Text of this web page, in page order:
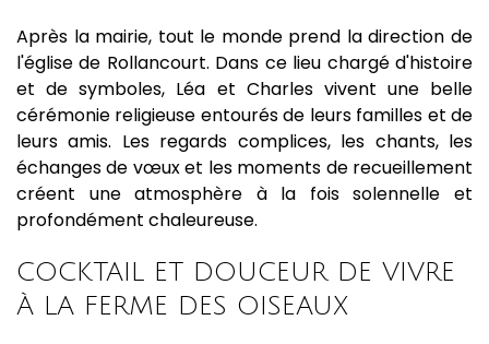
Après la mairie, tout le monde prend la direction de
l'église de Rollancourt. Dans ce lieu chargé d'histoire
et de symboles, Léa et Charles vivent une belle
cérémonie religieuse entourés de leurs familles et de
leurs amis. Les regards complices, les chants, les
échanges de vœux et les moments de recueillement
créent une atmosphère à la fois solennelle et
profondément chaleureuse.
COCKTAIL ET DOUCEUR DE VIVRE
À LA FERME DES OISEAUX